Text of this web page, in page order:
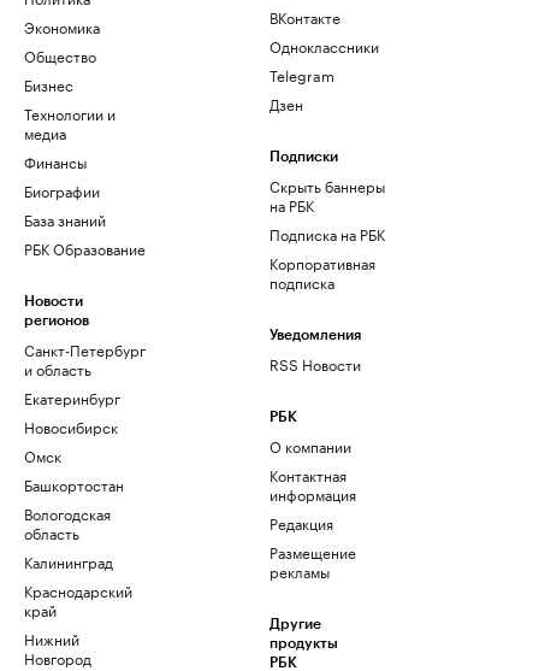
Экономика
Общество
Бизнес
Технологии и
медиа
Финансы
Биографии
База знаний
РБК Образование
Новости
регионов
Санкт-Петербург
и область
Екатеринбург
Новосибирск
Омск
Башкортостан
Вологодская
область
Калининград
Краснодарский
край
Нижний
Новгород
ВКонтакте
Одноклассники
Telegram
Дзен
Подписки
Скрыть баннеры
на РБК
Подписка на РБК
Корпоративная
подписка
Уведомления
RSS Новости
РБК
О компании
Контактная
информация
Редакция
Размещение
рекламы
Другие
продукты
РБК